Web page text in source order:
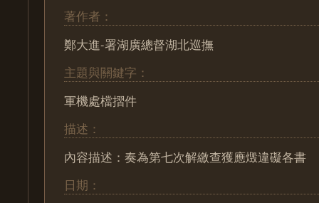
著作者：
鄭大進-署湖廣總督湖北巡撫
主題與關鍵字：
軍機處檔摺件
描述：
內容描述：奏為第七次解繳查獲應燬違礙各書
日期：